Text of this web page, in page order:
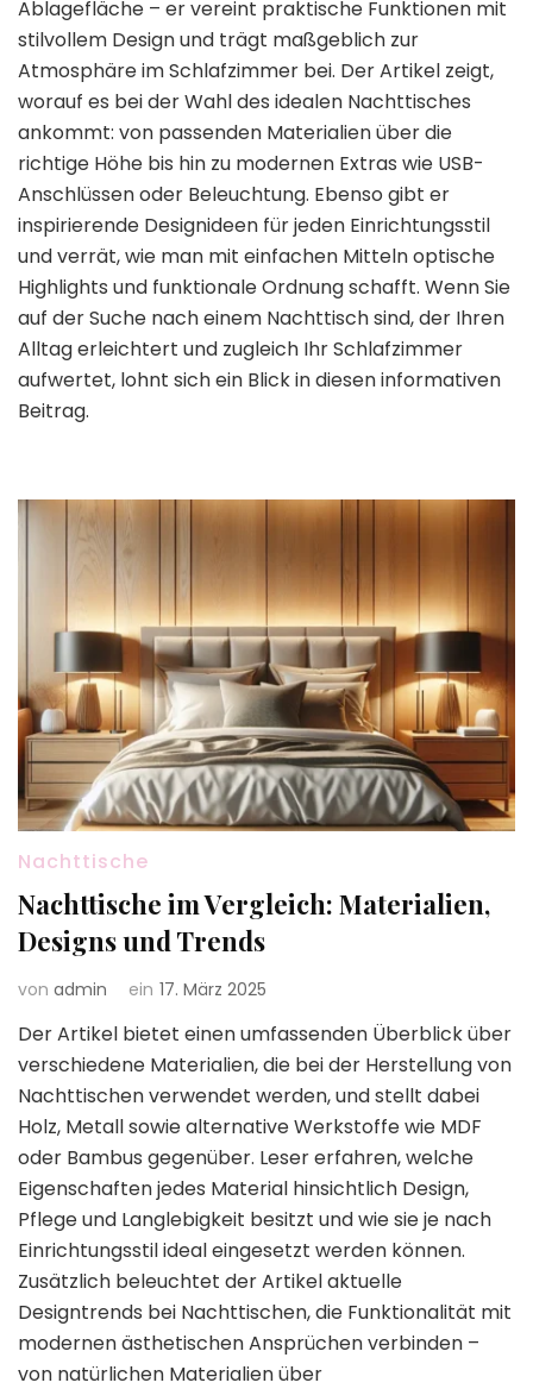
Ablagefläche – er vereint praktische Funktionen mit
stilvollem Design und trägt maßgeblich zur
Atmosphäre im Schlafzimmer bei. Der Artikel zeigt,
worauf es bei der Wahl des idealen Nachttisches
ankommt: von passenden Materialien über die
richtige Höhe bis hin zu modernen Extras wie USB-
Anschlüssen oder Beleuchtung. Ebenso gibt er
inspirierende Designideen für jeden Einrichtungsstil
und verrät, wie man mit einfachen Mitteln optische
Highlights und funktionale Ordnung schafft. Wenn Sie
auf der Suche nach einem Nachttisch sind, der Ihren
Alltag erleichtert und zugleich Ihr Schlafzimmer
aufwertet, lohnt sich ein Blick in diesen informativen
Beitrag.
Nachttische
Nachttische im Vergleich: Materialien,
Designs und Trends
von admin ein 17. März 2025
Der Artikel bietet einen umfassenden Überblick über
verschiedene Materialien, die bei der Herstellung von
Nachttischen verwendet werden, und stellt dabei
Holz, Metall sowie alternative Werkstoffe wie MDF
oder Bambus gegenüber. Leser erfahren, welche
Eigenschaften jedes Material hinsichtlich Design,
Pflege und Langlebigkeit besitzt und wie sie je nach
Einrichtungsstil ideal eingesetzt werden können.
Zusätzlich beleuchtet der Artikel aktuelle
Designtrends bei Nachttischen, die Funktionalität mit
modernen ästhetischen Ansprüchen verbinden –
von natürlichen Materialien über